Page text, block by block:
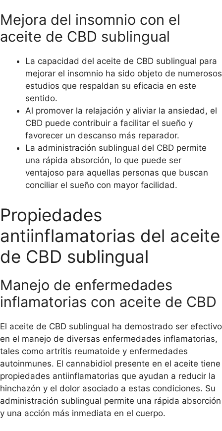
Mejora del insomnio con el
aceite de CBD sublingual
La capacidad del aceite de CBD sublingual para
mejorar el insomnio ha sido objeto de numerosos
estudios que respaldan su eficacia en este
sentido.
Al promover la relajación y aliviar la ansiedad, el
CBD puede contribuir a facilitar el sueño y
favorecer un descanso más reparador.
La administración sublingual del CBD permite
una rápida absorción, lo que puede ser
ventajoso para aquellas personas que buscan
conciliar el sueño con mayor facilidad.
Propiedades
antiinflamatorias del aceite
de CBD sublingual
Manejo de enfermedades
inflamatorias con aceite de CBD
El aceite de CBD sublingual ha demostrado ser efectivo
en el manejo de diversas enfermedades inflamatorias,
tales como artritis reumatoide y enfermedades
autoinmunes. El cannabidiol presente en el aceite tiene
propiedades antiinflamatorias que ayudan a reducir la
hinchazón y el dolor asociado a estas condiciones. Su
administración sublingual permite una rápida absorción
y una acción más inmediata en el cuerpo.